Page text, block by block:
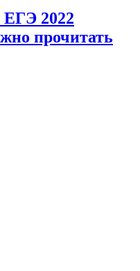
ЕГЭ 2022
прочитать